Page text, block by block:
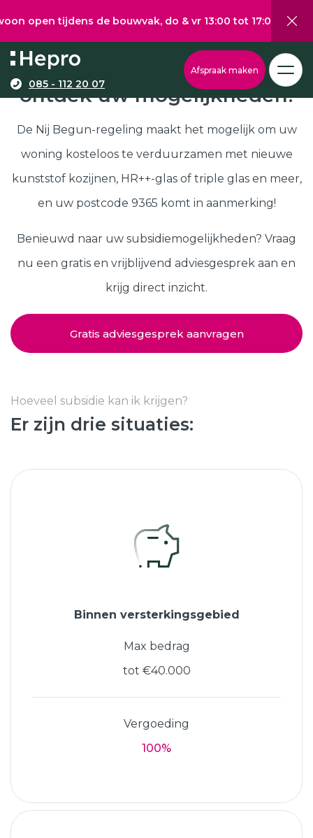
tijdens de bouwvak, do & vr 13:00 tot 17:00, za 10:00 tot
085 - 112 20 07
Afspraak maken
Nij Begun subsidie in 9365,
ontdek uw mogelijkheden!
De Nij Begun-regeling maakt het mogelijk om uw
woning kosteloos te verduurzamen met nieuwe
kunststof kozijnen, HR++-glas of triple glas en meer,
en uw postcode 9365 komt in aanmerking!
Benieuwd naar uw subsidiemogelijkheden? Vraag
nu een gratis en vrijblijvend adviesgesprek aan en
krijg direct inzicht.
Gratis adviesgesprek aanvragen
Hoeveel subsidie kan ik krijgen?
Er zijn drie situaties:
Binnen versterkingsgebied
Max bedrag
tot €40.000
Vergoeding
100%
Wat wilt u graag verduurzamen?
Via onze configurator berekent u eenvoudig een
richtprijs voor uw kunststof kozijnen, -deuren, of
schuifpuien.
Samenstellen
Deuren
Schuifpuien
Kunststof kozijnen
Kunststof deuren
Kunststof schuifpuien
Isolatie
Klantenservice
Hepro
Subsidies
SHOWROOM BEZOEKEN